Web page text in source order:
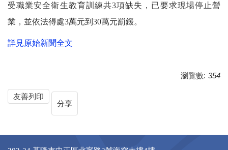
受職業安全衛生教育訓練共3項缺失，已要求現場停止營
業，並依法得處3萬元到30萬元罰鍰。
詳見原始新聞全文
瀏覽數: 354
友善列印
分享